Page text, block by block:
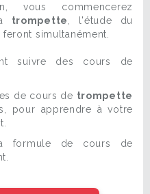
vous commencerez
trompette, l'étude du
simultanément.
suivre des cours de
de cours de trompette
pour apprendre à votre
formule de cours de